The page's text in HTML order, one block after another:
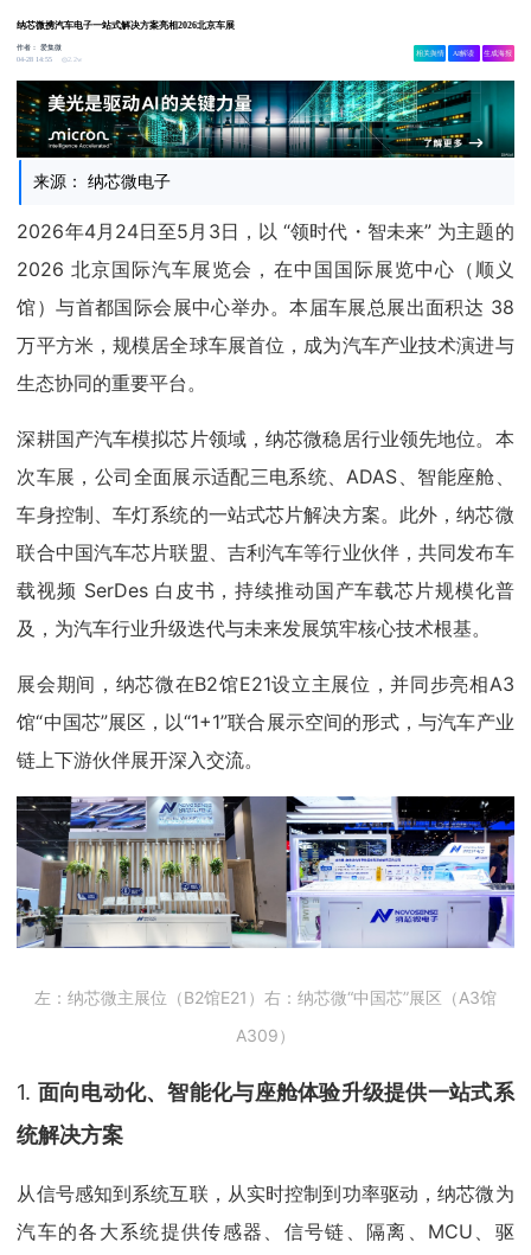
纳芯微携汽车电子一站式解决方案亮相2026北京车展
作者：爱集微
04-28 14:55
2.2w
相关舆情 AI解读 生成海报
来源： 纳芯微电子
2026年4月24日至5月3日，以 “领时代・智未来” 为主题的
2026 北京国际汽车展览会，在中国国际展览中心（顺义
馆）与首都国际会展中心举办。本届车展总展出面积达 38
万平方米，规模居全球车展首位，成为汽车产业技术演进与
生态协同的重要平台。
深耕国产汽车模拟芯片领域，纳芯微稳居行业领先地位。本
次车展，公司全面展示适配三电系统、ADAS、智能座舱、
车身控制、车灯系统的一站式芯片解决方案。此外，纳芯微
联合中国汽车芯片联盟、吉利汽车等行业伙伴，共同发布车
载视频 SerDes 白皮书，持续推动国产车载芯片规模化普
及，为汽车行业升级迭代与未来发展筑牢核心技术根基。
展会期间，纳芯微在B2馆E21设立主展位，并同步亮相A3
馆“中国芯”展区，以“1+1”联合展示空间的形式，与汽车产业
链上下游伙伴展开深入交流。
左：纳芯微主展位（B2馆E21）右：纳芯微“中国芯”展区（A3馆
A309）
1. 面向电动化、智能化与座舱体验升级提供一站式系
统解决方案
从信号感知到系统互联，从实时控制到功率驱动，纳芯微为
汽车的各大系统提供传感器、信号链、隔离、MCU、驱